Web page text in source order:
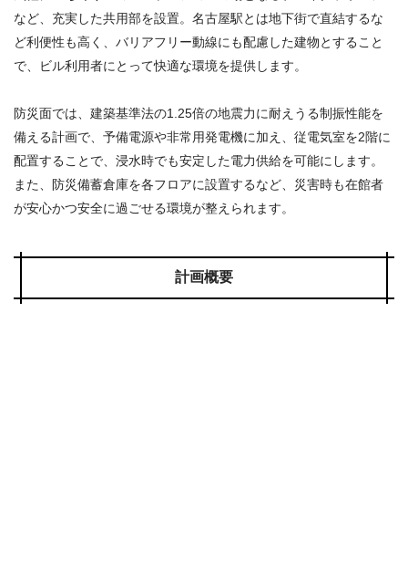
など、充実した共用部を設置。名古屋駅とは地下街で直結するな
ど利便性も高く、バリアフリー動線にも配慮した建物とすること
で、ビル利用者にとって快適な環境を提供します。
防災面では、建築基準法の1.25倍の地震力に耐えうる制振性能を
備える計画で、予備電源や非常用発電機に加え、従電気室を2階に
配置することで、浸水時でも安定した電力供給を可能にします。
また、防災備蓄倉庫を各フロアに設置するなど、災害時も在館者
が安心かつ安全に過ごせる環境が整えられます。
計画概要